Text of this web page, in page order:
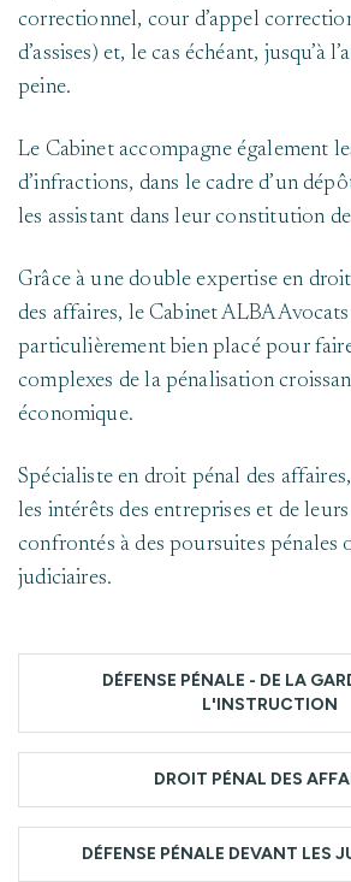
correctionnel, cour d’appel
d’assises) et, le cas échéant, jusqu’à
peine.
Le Cabinet accompagne également
d’infractions, dans le cadre d’un
les assistant dans leur constitution
Grâce à une double expertise en
des affaires, le Cabinet ALBA
particulièrement bien placé pour
complexes de la pénalisation
économique.
Spécialiste en droit pénal des
les intérêts des entreprises et de
confrontés à des poursuites pénales
judiciaires.
DÉFENSE PÉNALE - DE LA
L'INSTRUCTION
DROIT PÉNAL DES
DÉFENSE PÉNALE DEVANT LES